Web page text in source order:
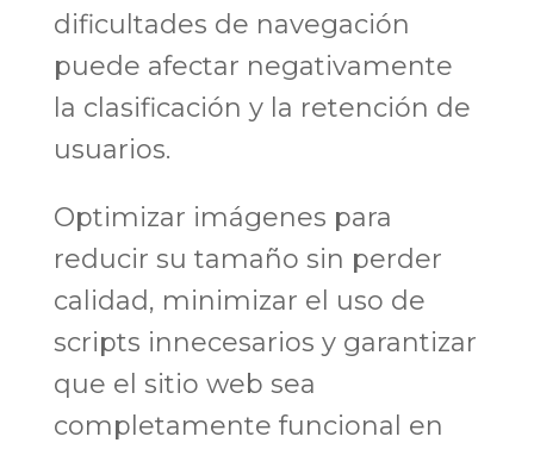
dificultades de navegación
puede afectar negativamente
la clasificación y la retención de
usuarios.
Optimizar imágenes para
reducir su tamaño sin perder
calidad, minimizar el uso de
scripts innecesarios y garantizar
que el sitio web sea
completamente funcional en